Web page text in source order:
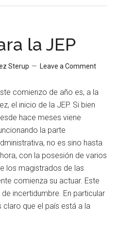
la JEP
Sterup Leave a Comment
comienzo de año es, a la
el inicio de la JEP. Si bien
hace meses viene
la parte
no es sino hasta
con la posesión de varios
los magistrados de las
comienza su actuar. Este
incertidumbre. En particular
que el país está a la